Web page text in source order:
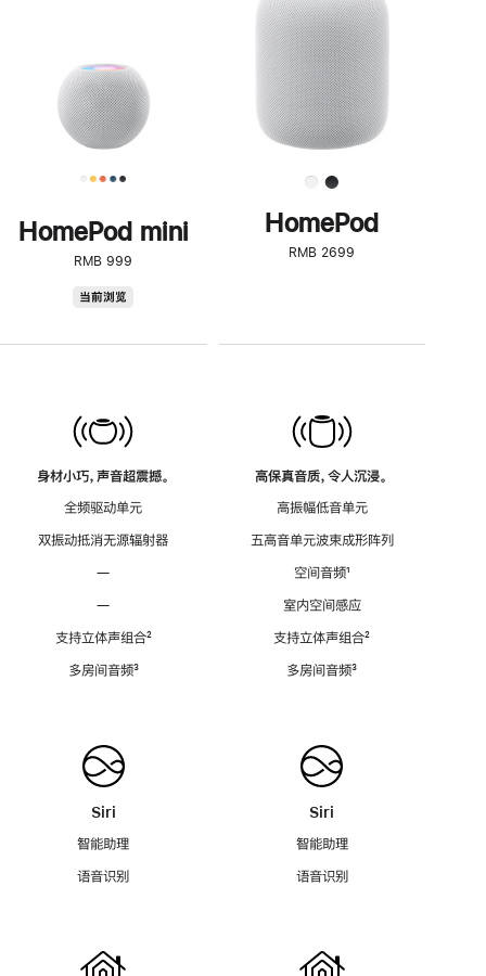
HomePod mini
RMB 999
当前浏览
身材小巧，声音超震撼。
全频驱动单元
双振动抵消无源辐射器
—
—
支持立体声组合脚
²
多房间音频脚
³
Siri
智能助理
语音识别
了
解
HomePod<
HomePod
RMB 2699
高保真音质，令人沉浸。
高振幅低音单元
五高音单元波束成形阵列
空间音频脚
¹
室内空间感应
支持立体声组合脚
²
多房间音频脚
³
Siri
智能助理
语音识别